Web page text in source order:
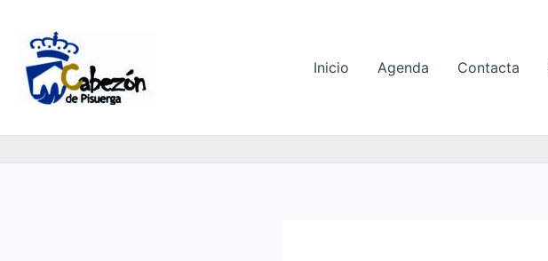
contenido
Inicio Agenda Contacta